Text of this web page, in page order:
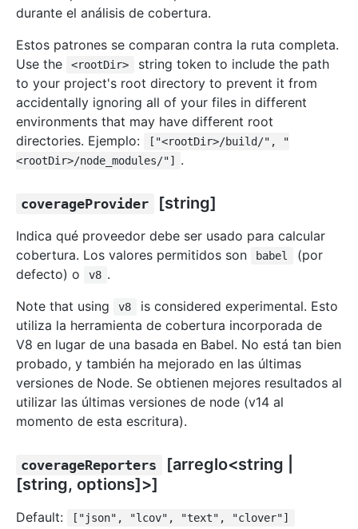
durante el análisis de cobertura.
Estos patrones se comparan contra la ruta completa.
Use the
<rootDir>
string token to include the path
to your project's root directory to prevent it from
accidentally ignoring all of your files in different
environments that may have different root
directories. Ejemplo:
["<rootDir>/build/", "
<rootDir>/node_modules/"]
.
coverageProvider [string]
Indica qué proveedor debe ser usado para calcular
cobertura. Los valores permitidos son
babel
(por
defecto) o
v8 .
Note that using
v8
is considered experimental. Esto
utiliza la herramienta de cobertura incorporada de
V8 en lugar de una basada en Babel. No está tan bien
probado, y también ha mejorado en las últimas
versiones de Node. Se obtienen mejores resultados al
utilizar las últimas versiones de node (v14 al
momento de esta escritura).
coverageReporters
[arreglo<string |
[string, options]>]
Default: ["json", "lcov", "text", "clover"]